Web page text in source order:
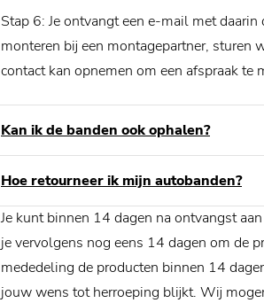
Stap 6: Je ontvangt een e-mail met
monteren bij een montagepartner, sturen
contact kan opnemen om een afspraak te
Kan ik de banden ook ophalen?
Hoe retourneer ik mijn autobanden?
Je kunt binnen 14 dagen na ontvangst
je vervolgens nog eens 14 dagen om de
mededeling de producten binnen 14
jouw wens tot herroeping blijkt. Wij